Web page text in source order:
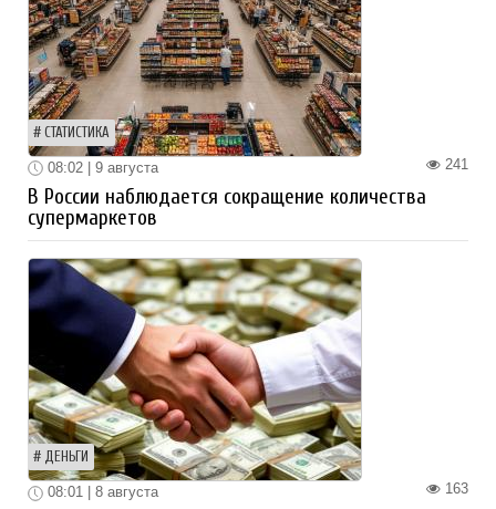
СТАТИСТИКА
241
08:02 | 9 августа
В России наблюдается сокращение количества
супермаркетов
ДЕНЬГИ
163
08:01 | 8 августа